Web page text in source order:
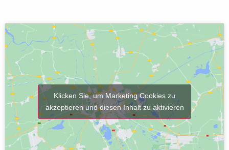
Klicken Sie, um Marketing Cookies zu
akzeptieren und diesen Inhalt zu aktivieren